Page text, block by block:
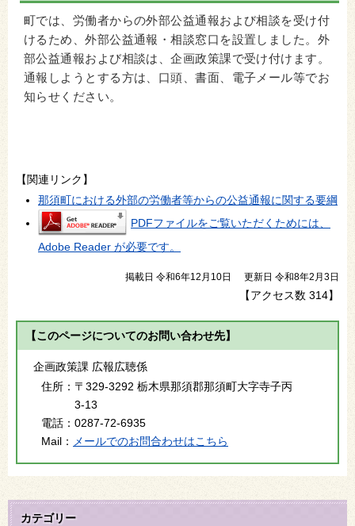
町では、労働者からの外部公益通報および相談を受け付
けるため、外部公益通報・相談窓口を設置しました。外
部公益通報および相談は、企画政策課で受け付けます。
通報しようとする方は、口頭、書面、電子メール等でお
知らせください。
【関連リンク】
那須町における外部の労働者等からの公益通報に関する要綱
PDFファイルをご覧いただくためには、
Adobe Reader が必要です。
掲載日 令和6年12月10日 更新日 令和8年2月3日
【アクセス数 314】
【このページについてのお問い合わせ先】
企画政策課 広報広聴係
住所： 〒329-3292 栃木県那須郡那須町大字寺子丙
3-13
電話： 0287-72-6935
Mail： メールでのお問合わせはこちら
カテゴリー